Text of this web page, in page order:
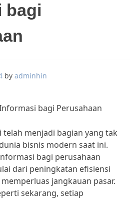
bagi
by adminhin
bagi Perusahaan
menjadi bagian yang tak
bisnis modern saat ini.
bagi perusahaan
dari peningkatan efisiensi
jangkauan pasar.
sekarang, setiap